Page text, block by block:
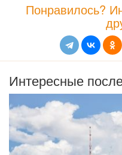
Понравилось?
Интересные